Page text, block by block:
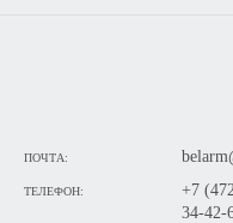
ПОЧТА:
ТЕЛЕФОН:
+7
34-42-